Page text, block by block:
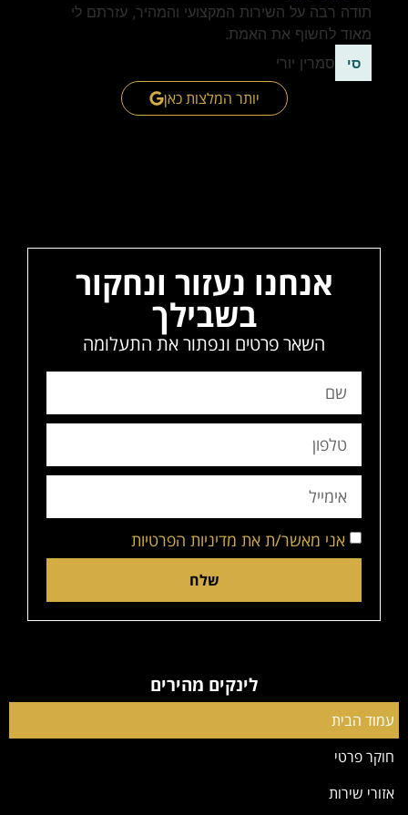
תודה רבה על השירות המקצועי והמהיר, עזרתם לי
מאוד לחשוף את האמת.
סמרין יורי
יותר המלצות כאן
אנחנו נעזור ונחקור
בשבילך
השאר פרטים ונפתור את התעלומה
אני מאשר/ת את מדיניות הפרטיות
שלח
לינקים מהירים
עמוד הבית
חוקר פרטי
אזורי שירות